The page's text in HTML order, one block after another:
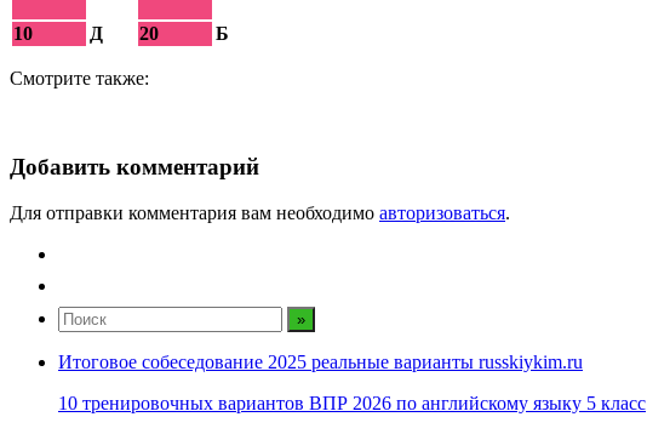
10 Д 20 Б
Смотрите также:
Добавить комментарий
Для отправки комментария вам необходимо авторизоваться.
Итоговое собеседование 2025 реальные варианты russkiykim.ru
10 тренировочных вариантов ВПР 2026 по английскому языку 5 класс